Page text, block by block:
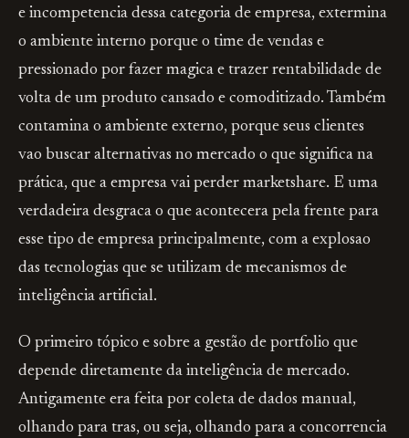
e incompetencia dessa categoria de empresa, extermina
o ambiente interno porque o time de vendas e
pressionado por fazer magica e trazer rentabilidade de
volta de um produto cansado e comoditizado. Também
contamina o ambiente externo, porque seus clientes
vao buscar alternativas no mercado o que significa na
prática, que a empresa vai perder marketshare. E uma
verdadeira desgraca o que acontecera pela frente para
esse tipo de empresa principalmente, com a explosao
das tecnologias que se utilizam de mecanismos de
inteligência artificial.
O primeiro tópico e sobre a gestão de portfolio que
depende diretamente da inteligência de mercado.
Antigamente era feita por coleta de dados manual,
olhando para tras, ou seja, olhando para a concorrencia